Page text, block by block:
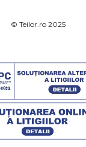
© Teilor.ro 2025